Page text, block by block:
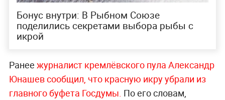
Бонус внутри: В Рыбном Союзе
поделились секретами выбора рыбы с
икрой
Ранее журналист кремлёвского пула Александр
Юнашев сообщил, что красную икру убрали из
главного буфета Госдумы. По его словам,